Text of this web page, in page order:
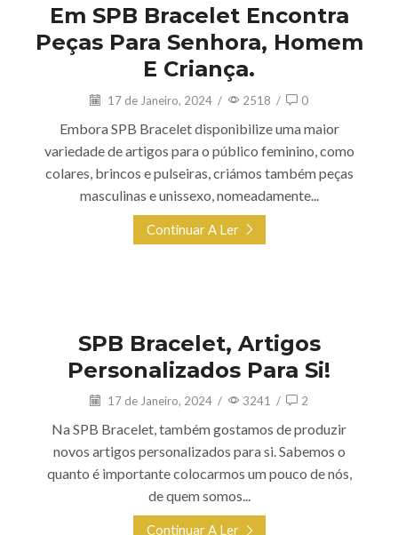
SPB Bracelet
Em SPB Bracelet Encontra
Peças Para Senhora, Homem
E Criança.
17 de Janeiro, 2024 / 2518 / 0
Embora SPB Bracelet disponibilize uma maior
variedade de artigos para o público feminino, como
colares, brincos e pulseiras, criámos também peças
masculinas e unissexo, nomeadamente...
Continuar A Ler
SPB BraceletSPB Bracelet, Artigos
Personalizados Para Si!
17 de Janeiro, 2024 / 3241 / 2
Na SPB Bracelet, também gostamos de produzir
novos artigos personalizados para si. Sabemos o
quanto é importante colocarmos um pouco de nós,
de quem somos...
Continuar A Ler